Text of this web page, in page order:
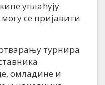
уплаћују
се пријавити
турнира
омладине и